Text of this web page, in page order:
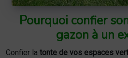
Pourquoi confier
gazon à un
Confier la tonte de vos espaces